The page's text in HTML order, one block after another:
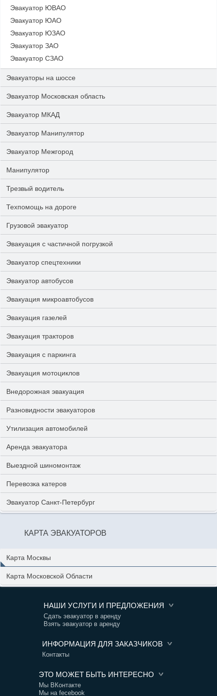
Эвакуатор ЮВАО
Эвакуатор ЮАО
Эвакуатор ЮЗАО
Эвакуатор ЗАО
Эвакуатор СЗАО
Эвакуаторы на шоссе
Эвакуатор Московская область
Эвакуатор МКАД
Эвакуатор Манипулятор
Эвакуатор Межгород
Манипулятор
Трезвый водитель
Техпомощь на дороге
Грузовой эвакуатор
Эвакуация с частичной погрузкой
Эвакуатор спецтехники
Эвакуатор автобусов
Эвакуация микроавтобусов
Эвакуация газелей
Эвакуация тракторов
Эвакуация с паркинга
Эвакуация мотоциклов
Внедорожная эвакуация
Разновидности эвакуаторов
Утилизация автомобилей
Аренда эвакуатора
Выездной шиномонтаж
Перевозка катеров
Эвакуатор Санкт-Петербург
КАРТА ЭВАКУАТОРОВ
Карта Москвы
Карта Московской Области
НАШИ УСЛУГИ И ПРЕДЛОЖЕНИЯ
Сдать эвакуатор в аренду
Взять эвакуатор в аренду
ИНФОРМАЦИЯ ДЛЯ ЗАКАЗЧИКОВ
Контакты
ЭТО МОЖЕТ БЫТЬ ИНТЕРЕСНО
Мы ВКонтакте
Мы на fecebook